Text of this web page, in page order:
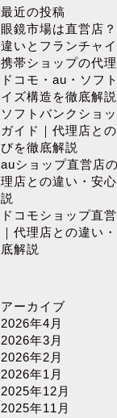
最近の投稿
眼鏡市場は直営店
違いとフランチャ
携帯ショップの代
ドコモ・au・ソフ
イズ構造を徹底解説
ソフトバンクショ
ガイド｜代理店と
びを徹底解説
auショップ直営店
理店との違い・安
説
ドコモショップ直
｜代理店との違い
底解説
アーカイブ
2026年4月
2026年3月
2026年2月
2026年1月
2025年12月
2025年11月